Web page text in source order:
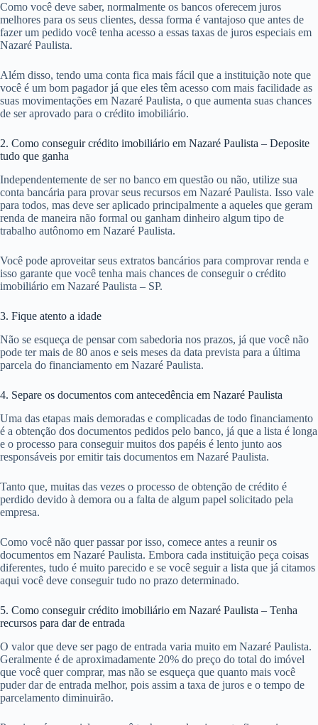
Como você deve saber, normalmente os bancos oferecem juros
melhores para os seus clientes, dessa forma é vantajoso que antes de
fazer um pedido você tenha acesso a essas taxas de juros especiais em
Nazaré Paulista.
Além disso, tendo uma conta fica mais fácil que a instituição note que
você é um bom pagador já que eles têm acesso com mais facilidade as
suas movimentações em Nazaré Paulista, o que aumenta suas chances
de ser aprovado para o crédito imobiliário.
2. Como conseguir crédito imobiliário em Nazaré Paulista – Deposite
tudo que ganha
Independentemente de ser no banco em questão ou não, utilize sua
conta bancária para provar seus recursos em Nazaré Paulista. Isso vale
para todos, mas deve ser aplicado principalmente a aqueles que geram
renda de maneira não formal ou ganham dinheiro algum tipo de
trabalho autônomo em Nazaré Paulista.
Você pode aproveitar seus extratos bancários para comprovar renda e
isso garante que você tenha mais chances de conseguir o crédito
imobiliário em Nazaré Paulista – SP.
3. Fique atento a idade
Não se esqueça de pensar com sabedoria nos prazos, já que você não
pode ter mais de 80 anos e seis meses da data prevista para a última
parcela do financiamento em Nazaré Paulista.
4. Separe os documentos com antecedência em Nazaré Paulista
Uma das etapas mais demoradas e complicadas de todo financiamento
é a obtenção dos documentos pedidos pelo banco, já que a lista é longa
e o processo para conseguir muitos dos papéis é lento junto aos
responsáveis por emitir tais documentos em Nazaré Paulista.
Tanto que, muitas das vezes o processo de obtenção de crédito é
perdido devido à demora ou a falta de algum papel solicitado pela
empresa.
Como você não quer passar por isso, comece antes a reunir os
documentos em Nazaré Paulista. Embora cada instituição peça coisas
diferentes, tudo é muito parecido e se você seguir a lista que já citamos
aqui você deve conseguir tudo no prazo determinado.
5. Como conseguir crédito imobiliário em Nazaré Paulista – Tenha
recursos para dar de entrada
O valor que deve ser pago de entrada varia muito em Nazaré Paulista.
Geralmente é de aproximadamente 20% do preço do total do imóvel
que você quer comprar, mas não se esqueça que quanto mais você
puder dar de entrada melhor, pois assim a taxa de juros e o tempo de
parcelamento diminuirão.